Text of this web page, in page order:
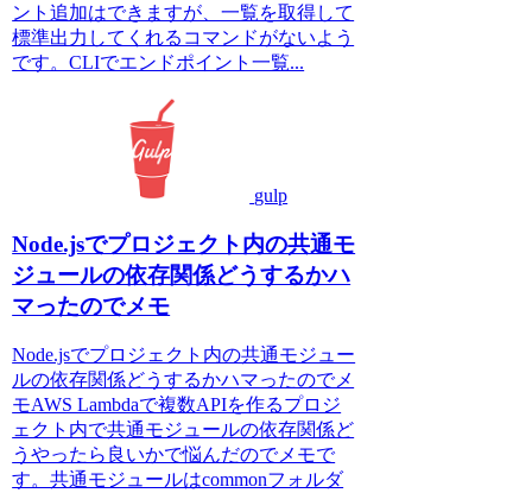
ント追加はできますが、一覧を取得して
標準出力してくれるコマンドがないよう
です。CLIでエンドポイント一覧...
gulp
Node.jsでプロジェクト内の共通モ
ジュールの依存関係どうするかハ
マったのでメモ
Node.jsでプロジェクト内の共通モジュー
ルの依存関係どうするかハマったのでメ
モAWS Lambdaで複数APIを作るプロジ
ェクト内で共通モジュールの依存関係ど
うやったら良いかで悩んだのでメモで
す。共通モジュールはcommonフォルダ